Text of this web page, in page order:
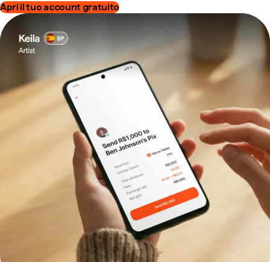
Apri il tuo account gratuito